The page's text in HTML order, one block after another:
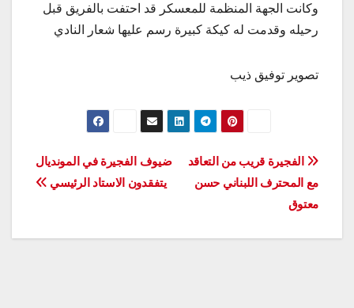
وكانت الجهة المنظمة للمعسكر قد احتفت بالفريق قبل
رحيله وقدمت له كيكة كبيرة رسم عليها شعار النادي
تصوير توفيق ذيب
تصفّح
المقالات
ضيوف الفجيرة في المونديال
يتفقدون الاستاد الرئيسي
الفجيرة قريب من التعاقد
مع المحترف اللبناني حسن
معتوق